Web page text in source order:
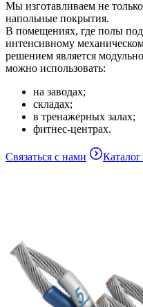
Мы изготавливаем не
напольные покрытия.
В помещениях, где полы
интенсивному
решением является
можно использовать:
на заводах;
складах;
в тренажерных залах;
фитнес-центрах.
Связаться с нами